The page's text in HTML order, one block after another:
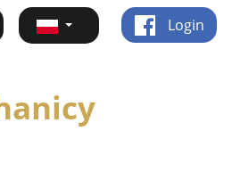
Login